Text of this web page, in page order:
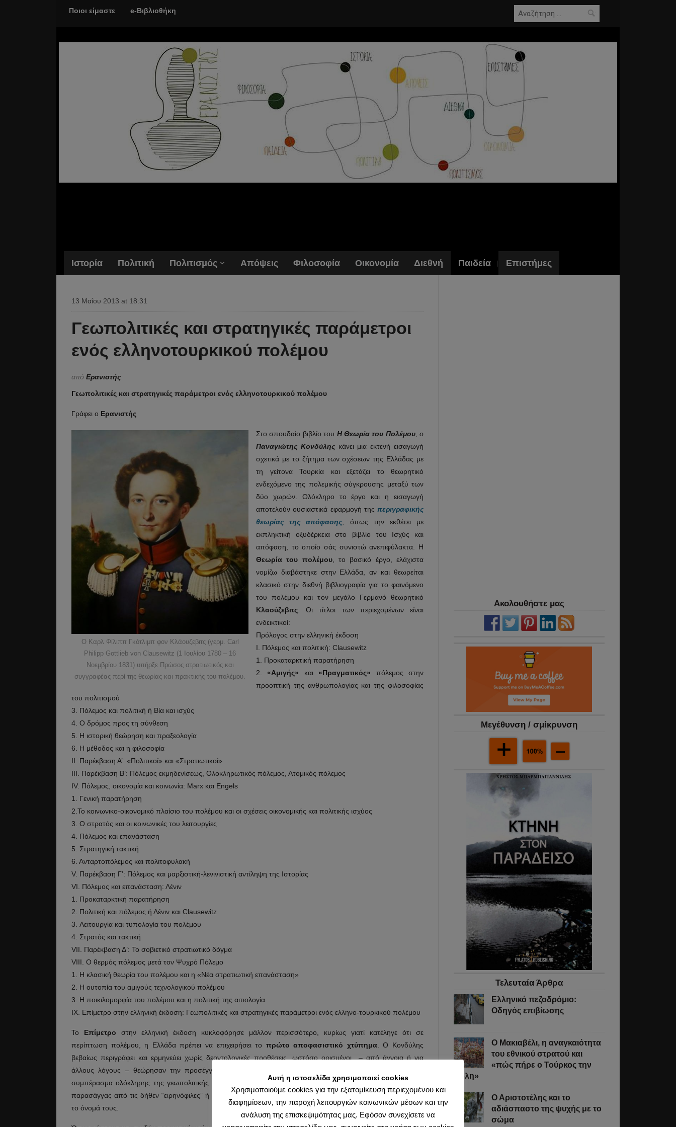
Ποιοι είμαστε e-Βιβλιοθήκη
Αναζήτηση
για:
Ιστορία Πολιτική Πολιτισμός Απόψεις Φιλοσοφία Οικονομία Διεθνή Παιδεία Επιστήμες
13 Μαΐου 2013 at 18:31
Γεωπολιτικές και στρατηγικές παράμετροι
ενός ελληνοτουρκικού πολέμου
από Ερανιστής
Γεωπολιτικές και στρατηγικές παράμετροι ενός ελληνοτουρκικού πολέμου
Γράφει ο Ερανιστής
Ο Καρλ Φίλιππ Γκότλιμπ φον Κλάουζεβιτς (γερμ. Carl
Philipp Gottlieb von Clausewitz (1 Ιουλίου 1780 – 16
Νοεμβρίου 1831) υπήρξε Πρώσος στρατιωτικός και
συγγραφέας περί της θεωρίας και πρακτικής του πολέμου.
Στο σπουδαίο βιβλίο του Η Θεωρία του Πολέμου, ο
Παναγιώτης Κονδύληςκάνει μια εκτενή εισαγωγή
σχετικά με το ζήτημα των σχέσεων της Ελλάδας με
τη γείτονα Τουρκία και εξετάζει το θεωρητικό
ενδεχόμενο της πολεμικής σύγκρουσης μεταξύ των
δύο χωρών. Ολόκληρο το έργο και η εισαγωγή
αποτελούν ουσιαστικά εφαρμογή της περιγραφικής
θεωρίας της απόφασης , όπως την εκθέτει με
εκπληκτική οξυδέρκεια στο βιβλίο του Ισχύς και
απόφαση, το οποίο σάς συνιστώ ανεπιφύλακτα. Η
Θεωρία του πολέμου, το βασικό έργο, ελάχιστα
νομίζω διαβάστηκε στην Ελλάδα, αν και θεωρείται
κλασικό στην διεθνή βιβλιογραφία για το φαινόμενο
του πολέμου και τον μεγάλο Γερμανό θεωρητικό
Κλαούζεβιτς . Οι τίτλοι των περιεχομένων είναι
ενδεικτικοί:
Πρόλογος στην ελληνική έκδοση
Ι. Πόλεμος και πολιτική: Clausewitz
1. Προκαταρκτική παρατήρηση
2.«Αμιγής» και«Πραγματικός» πόλεμος στην
προοπτική της ανθρωπολογίας και της φιλοσοφίας
του πολιτισμού
3. Πόλεμος και πολιτική ή Βία και ισχύς
4. Ο δρόμος προς τη σύνθεση
5. Η ιστορική θεώρηση και πραξεολογία
6. Η μέθοδος και η φιλοσοφία
ΙΙ. Παρέκβαση Α’: «Πολιτικοί» και «Στρατιωτικοί»
ΙΙΙ. Παρέκβαση Β’: Πόλεμος εκμηδενίσεως, Ολοκληρωτικός πόλεμος, Ατομικός πόλεμος
IV. Πόλεμος, οικονομία και κοινωνία: Marx και Engels
1. Γενική παρατήρηση
2.Το κοινωνικο-οικονομικό πλαίσιο του πολέμου και οι σχέσεις οικονομικής και πολιτικής ισχύος
3. Ο στρατός και οι κοινωνικές του λειτουργίες
4. Πόλεμος και επανάσταση
5. Στρατηγική τακτική
6. Ανταρτοπόλεμος και πολιτοφυλακή
V. Παρέκβαση Γ’: Πόλεμος και μαρξιστική-λενινιστική αντίληψη της Ιστορίας
VI. Πόλεμος και επανάσταση: Λένιν
1. Προκαταρκτική παρατήρηση
2. Πολιτική και πόλεμος ή Λένιν και Clausewitz
3. Λειτουργία και τυπολογία του πολέμου
4. Στρατός και τακτική
VII. Παρέκβαση Δ’: Το σοβιετικό στρατιωτικό δόγμα
VIII. Ο θερμός πόλεμος μετά τον Ψυχρό Πόλεμο
1. Η κλασική θεωρία του πολέμου και η «Νέα στρατιωτική επανάσταση»
2. Η ουτοπία του αμιγούς τεχνολογικού πολέμου
3. Η ποικιλομορφία του πολέμου και η πολιτική της αιτιολογία
IX. Επίμετρο στην ελληνική έκδοση: Γεωπολιτικές και στρατηγικές παράμετροι ενός ελληνο-τουρκικού πολέμου
Το Επίμετρο στην ελληνική έκδοση κυκλοφόρησε μάλλον περισσότερο, κυρίως γιατί κατέληγε ότι σε
περίπτωση πολέμου, η Ελλάδα πρέπει να επιχειρήσει το πρώτο αποφασιστικό χτύπημα. Ο Κονδύλης
βεβαίως περιγράφει και ερμηνεύει χωρίς δεοντολογικές προθέσεις, ωστόσο ορισμένοι – από άγνοια ή για
άλλους λόγους – θεώρησαν την προσέγγιση αυτή ως… προτροπή για πόλεμο, ενώ δεν είναι παρά το
συμπέρασμα ολόκληρης της γεωπολιτικής ανάλυσης που προηγείται. Σε κάθε περίπτωση, το βιβλίο απέχει
παρασάγγας από τις δήθεν “ειρηνόφιλες” ή “πολεμοχαρείς προσεγγίσεις” του συρμού και λέει τα πράγματα με
το όνομά τους.
Ακολουθήστε μας
Mεγέθυνση / σμίκρυνση
Τελευταία Άρθρα
Ελληνικό πεζοδρόμιο:
Οδηγός επιβίωσης
Ο Μακιαβέλι, η αναγκαιότητα
του εθνικού στρατού και
«πώς πήρε ο Τούρκος την
Πόλη»
Ο Αριστοτέλης και το
αδιάσπαστο της ψυχής με το
σώμα
Αυτή η ιστοσελίδα χρησιμοποιεί cookies
Χρησιμοποιούμε cookies για την εξατομίκευση περιεχομένου και
διαφημίσεων, την παροχή λειτουργιών κοινωνικών μέσων και την
ανάλυση της επισκεψιμότητας μας. Εφόσον συνεχίσετε να